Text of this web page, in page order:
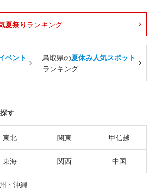
夏祭り ランキング
ベント
鳥取県の夏休み人気スポット
ランキング
す
東北 関東 甲信越
東海 関西 中国
・沖縄